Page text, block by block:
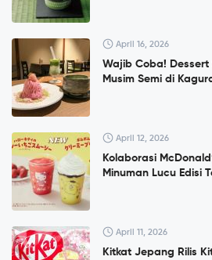
April 16, 2026
Wajib Coba! Dessert
Musim Semi di
April 12, 2026
Kolaborasi
Minuman Lucu Edisi
April 11, 2026
Kitkat Jepang Rilis